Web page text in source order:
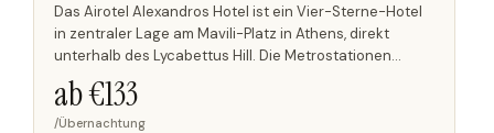
Das Airotel Alexandros Hotel ist ein Vier-Sterne-Hotel
in zentraler Lage am Mavili-Platz in Athens, direkt
unterhalb des Lycabettus Hill. Die Metrostationen
Ambelokipi und Megaro Mousikis sind schnell
erreichbar und...
ab €133
/Übernachtung